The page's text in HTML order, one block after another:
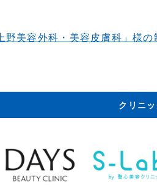
野美容外科・美容皮膚科」様の
クリニ